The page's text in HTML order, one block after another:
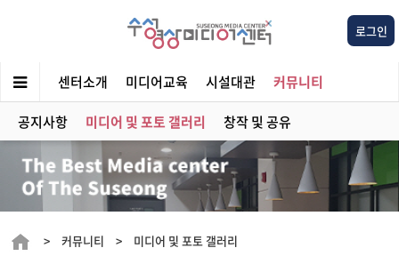
로그인
센터소개 미디어교육 시설대관 커뮤니티
공지사항 미디어 및 포토 갤러리 창작 및 공유
> 커뮤니티 > 미디어 및 포토 갤러리